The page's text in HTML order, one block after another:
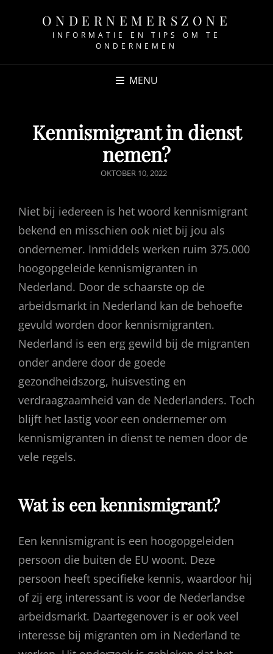
ONDERNEMERSZONE
INFORMATIE EN TIPS OM TE
ONDERNEMEN
MENU
Kennismigrant in dienst
nemen?
GEPUBLICEERD
OKTOBER 10, 2022
Niet bij iedereen is het woord kennismigrant
bekend en misschien ook niet bij jou als
ondernemer. Inmiddels werken ruim 375.000
hoogopgeleide kennismigranten in
Nederland. Door de schaarste op de
arbeidsmarkt in Nederland kan de behoefte
gevuld worden door kennismigranten.
Nederland is een erg gewild bij de migranten
onder andere door de goede
gezondheidszorg, huisvesting en
verdraagzaamheid van de Nederlanders. Toch
blijft het lastig voor een ondernemer om
kennismigranten in dienst te nemen door de
vele regels.
Wat is een kennismigrant?
Een kennismigrant is een hoogopgeleiden
persoon die buiten de EU woont. Deze
persoon heeft specifieke kennis, waardoor hij
of zij erg interessant is voor de Nederlandse
arbeidsmarkt. Daartegenover is er ook veel
interesse bij migranten om in Nederland te